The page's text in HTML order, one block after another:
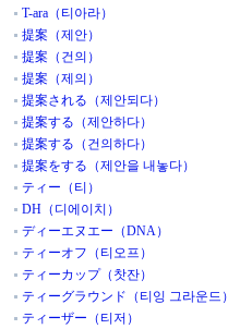
T-ara（티아라）
提案（제안）
提案（건의）
提案（제의）
提案される（제안되다）
提案する（제안하다）
提案する（건의하다）
提案をする（제안을 내놓다）
ティー（티）
DH（디에이치）
ディーエヌエー（DNA）
ティーオフ（티오프）
ティーカップ（찻잔）
ティーグラウンド（티잉 그라운드）
ティーザー（티저）